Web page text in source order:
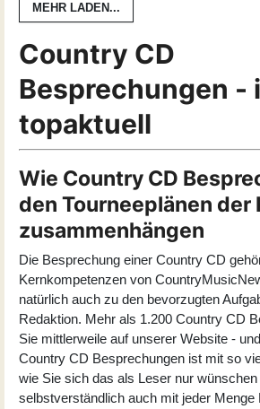
MEHR LADEN...
Country CD
Besprechungen -
topaktuell
Wie Country CD
den Tourneeplänen der
zusammenhängen
Die Besprechung einer Country CD
Kernkompetenzen von
natürlich auch zu den bevorzugten
Redaktion. Mehr als 1.200 Country CD
Sie mittlerweile auf unserer Website -
Country CD Besprechungen ist mit so
wie Sie sich das als Leser nur wünschen
selbstverständlich auch mit jeder Menge